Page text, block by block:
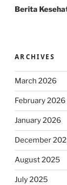
Post
Berita
ARCHIVES
March 2026
February 2026
January 2026
December
August 2025
July 2025